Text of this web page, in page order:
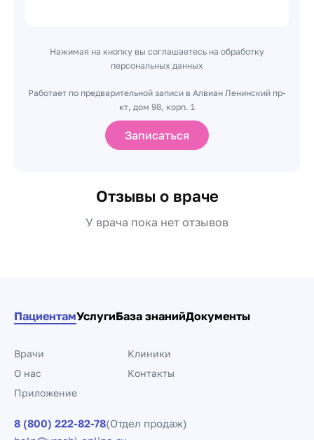
Нажимая на кнопку вы соглашаетесь на обработку
персональных данных
Работает по предварительной записи в Алвиан Ленинский пр-
кт, дом 98, корп. 1
Записаться
Отзывы о враче
У врача пока нет отзывов
ПациентамУслугиБаза знанийДокументы
Врачи
Клиники
О нас
Контакты
Приложение
8 (800) 222-82-78(Отдел продаж)